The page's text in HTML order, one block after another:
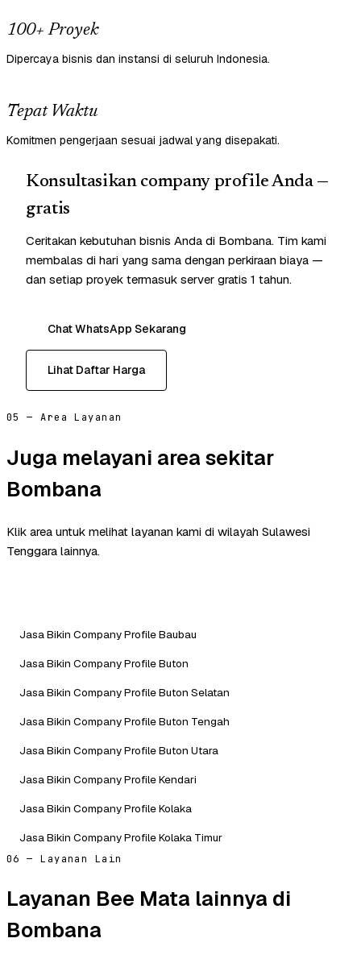
100+ Proyek
Dipercaya bisnis dan instansi di seluruh Indonesia.
Tepat Waktu
Komitmen pengerjaan sesuai jadwal yang disepakati.
Konsultasikan company profile Anda —
gratis
Ceritakan kebutuhan bisnis Anda di Bombana. Tim kami
membalas di hari yang sama dengan perkiraan biaya —
dan setiap proyek termasuk server gratis 1 tahun.
Chat WhatsApp Sekarang
Lihat Daftar Harga
05 — Area Layanan
Juga melayani area sekitar
Bombana
Klik area untuk melihat layanan kami di wilayah Sulawesi
Tenggara lainnya.
Jasa Bikin Company Profile Baubau
Jasa Bikin Company Profile Buton
Jasa Bikin Company Profile Buton Selatan
Jasa Bikin Company Profile Buton Tengah
Jasa Bikin Company Profile Buton Utara
Jasa Bikin Company Profile Kendari
Jasa Bikin Company Profile Kolaka
Jasa Bikin Company Profile Kolaka Timur
06 — Layanan Lain
Layanan Bee Mata lainnya di
Bombana